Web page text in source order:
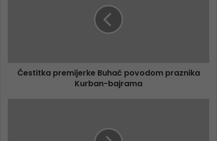
Čestitka premijerke Buhač povodom praznika
Kurban-bajrama